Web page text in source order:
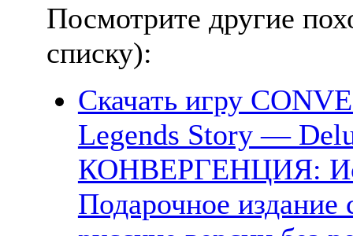
Посмотрите другие
списку):
Скачать игру
Legends Story —
КОНВЕРГЕНЦИЯ:
Подарочное